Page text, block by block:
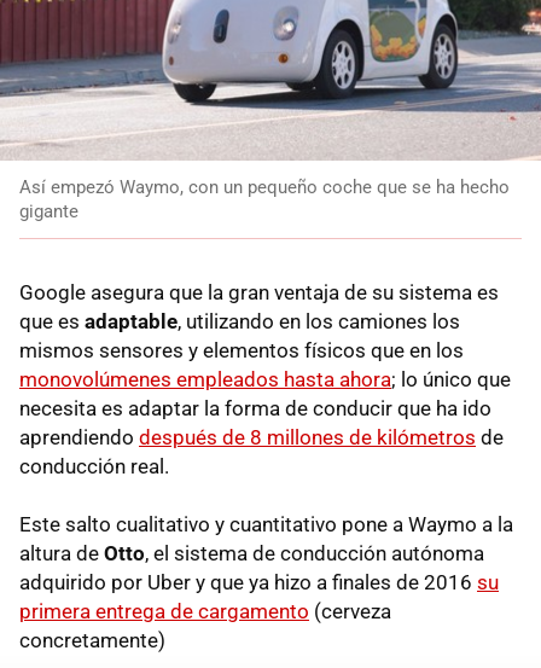
Así empezó Waymo, con un pequeño coche que se ha hecho
gigante
Google asegura que la gran ventaja de su sistema es
que es adaptable, utilizando en los camiones los
mismos sensores y elementos físicos que en los
monovolúmenes empleados hasta ahora; lo único que
necesita es adaptar la forma de conducir que ha ido
aprendiendo después de 8 millones de kilómetros de
conducción real.
Este salto cualitativo y cuantitativo pone a Waymo a la
altura de Otto, el sistema de conducción autónoma
adquirido por Uber y que ya hizo a finales de 2016 su
primera entrega de cargamento (cerveza
concretamente)